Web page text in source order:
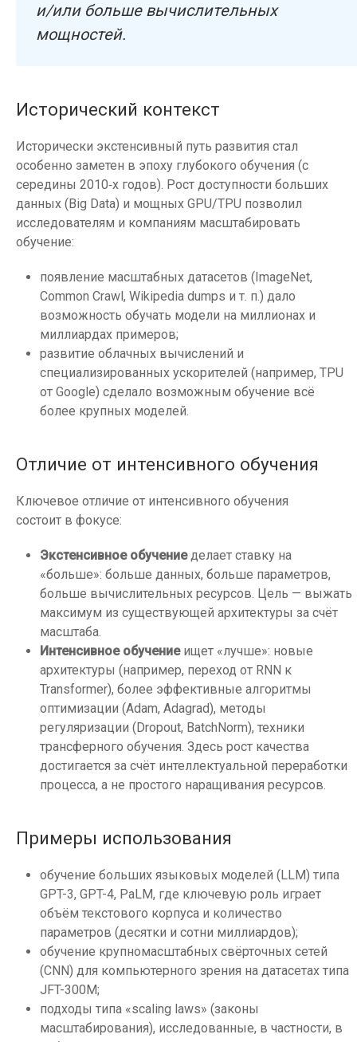
и/или больше вычислительных
мощностей.
Исторический контекст
Исторически экстенсивный путь развития стал
особенно заметен в эпоху глубокого обучения (с
середины 2010‑х годов). Рост доступности больших
данных (Big Data) и мощных GPU/TPU позволил
исследователям и компаниям масштабировать
обучение:
появление масштабных датасетов (ImageNet,
Common Crawl, Wikipedia dumps и т. п.) дало
возможность обучать модели на миллионах и
миллиардах примеров;
развитие облачных вычислений и
специализированных ускорителей (например, TPU
от Google) сделало возможным обучение всё
более крупных моделей.
Отличие от интенсивного обучения
Ключевое отличие от интенсивного обучения
состоит в фокусе:
Экстенсивное обучениеделает ставку на
«больше»: больше данных, больше параметров,
больше вычислительных ресурсов. Цель — выжать
максимум из существующей архитектуры за счёт
масштаба.
Интенсивное обучениеищет «лучше»: новые
архитектуры (например, переход от RNN к
Transformer), более эффективные алгоритмы
оптимизации (Adam, Adagrad), методы
регуляризации (Dropout, BatchNorm), техники
трансферного обучения. Здесь рост качества
достигается за счёт интеллектуальной переработки
процесса, а не простого наращивания ресурсов.
Примеры использования
обучение больших языковых моделей (LLM) типа
GPT-3, GPT-4, PaLM, где ключевую роль играет
объём текстового корпуса и количество
параметров (десятки и сотни миллиардов);
обучение крупномасштабных свёрточных сетей
(CNN) для компьютерного зрения на датасетах типа
JFT-300M;
подходы типа «scaling laws» (законы
масштабирования), исследованные, в частности, в